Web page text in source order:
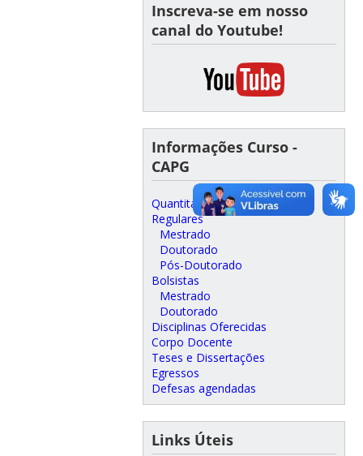
Inscreva-se em nosso
canal do Youtube!
Informações Curso -
CAPG
Quantitativos
Regulares
Mestrado
Doutorado
Pós-Doutorado
Bolsistas
Mestrado
Doutorado
Disciplinas Oferecidas
Corpo Docente
Teses e Dissertações
Egressos
Defesas agendadas
Links Úteis